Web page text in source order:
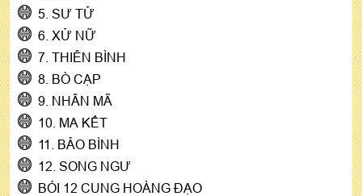
5. SƯ TỬ
6. XỬ NỮ
7. THIÊN BÌNH
8. BÒ CẠP
9. NHÂN MÃ
10. MA KẾT
11. BẢO BÌNH
12. SONG NGƯ
BÓI 12 CUNG HOÀNG ĐẠO